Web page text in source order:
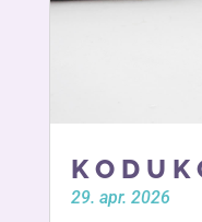
K O D U K
29. apr. 2026